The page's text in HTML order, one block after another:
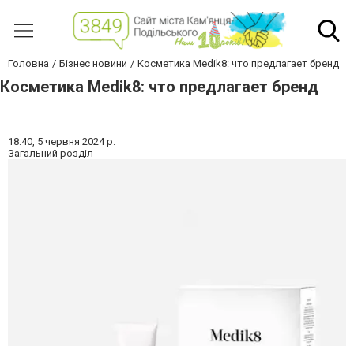
Головна Бізнес новини Косметика Medik8: что предлагает бренд
Косметика Medik8: что предлагает бренд
18:40, 5 червня 2024 р.
Загальний розділ